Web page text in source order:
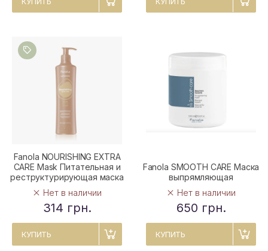
Fanola NOURISHING EXTRA
CARE Mask Питательная и
реструктурирующая маска
Нет в наличии
314 грн.
КУПИТЬ
Fanola SMOOTH CARE Маска
выпрямляющая
Нет в наличии
650 грн.
КУПИТЬ